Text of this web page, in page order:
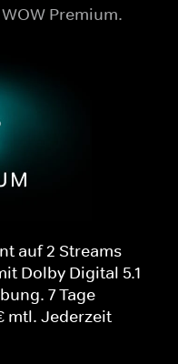
Premium.
auf 2 Streams
Dolby Digital 5.1
7 Tage
mtl. Jederzeit